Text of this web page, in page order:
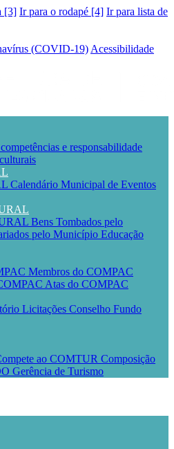
[3] Ir para o rodapé [4] Ir para lista de
(COVID-19) Acessibilidade
e responsabilidade
Calendário Municipal de Eventos
Bens Tombados pelo
pelo Município Educação
Membros do COMPAC
Atas do COMPAC
Licitações Conselho Fundo
ao COMTUR Composição
Gerência de Turismo